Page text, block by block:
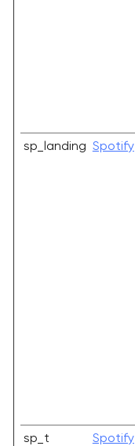
sp_landing Spotify
sp_t Spotify